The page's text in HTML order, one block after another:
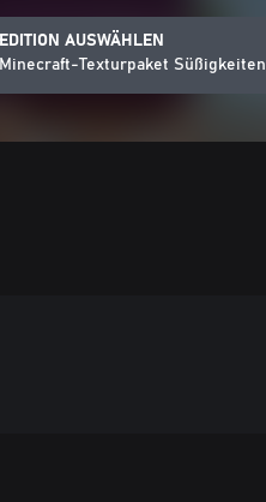
EDITION AUSWÄHLEN
Minecraft-Texturpaket Süßigkeiten